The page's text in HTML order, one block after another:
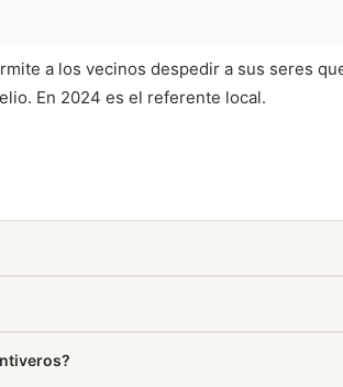
a los vecinos despedir a sus seres
En 2024 es el referente local.